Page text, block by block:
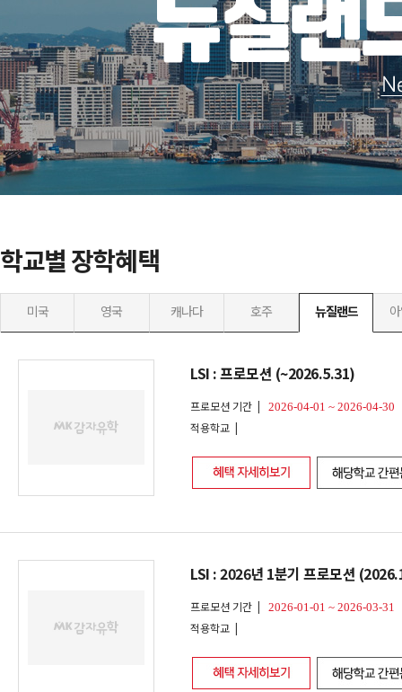
학교별 장학혜택
미국 영국 캐나다 호주 뉴질랜드
LSI : 프로모션 (~2026.5.31)
프로모션 기간 | 2026-04-01 ~ 2026-04-30
적용학교 |
LSI : 2026년 1분기 프로모션
프로모션 기간 | 2026-01-01 ~ 2026-03-31
적용학교 |